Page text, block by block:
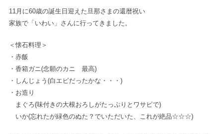
11月に60歳の誕生日迎えた旦那さまの還暦祝い
家族で「いわい」さんに行ってきました。
＜懐石料理＞
・赤飯
・香箱ガニ(念願のカニ 最高)
・しんじょう(白エビだったかな・・・)
・お造り
まぐろ(味付きの大根おろしがたっぷりとワサビで)
いか(忘れたが緑色のぬた？でいただいた、これが絶品☆☆☆)